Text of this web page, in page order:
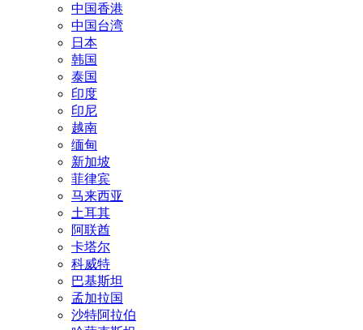
中国香港
中国台湾
日本
韩国
泰国
印度
印尼
越南
缅甸
新加坡
菲律宾
马来西亚
土耳其
阿联酋
卡塔尔
科威特
巴基斯坦
孟加拉国
沙特阿拉伯